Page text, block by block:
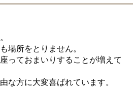
場所をとりません。
っておまいりすることが増えて
な方に大変喜ばれています。